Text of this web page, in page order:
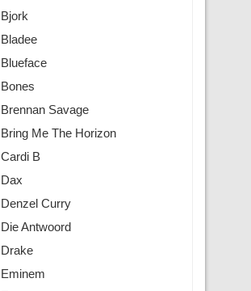
Bjork
Bladee
Blueface
Bones
Brennan Savage
Bring Me The Horizon
Cardi B
Dax
Denzel Curry
Die Antwoord
Drake
Eminem